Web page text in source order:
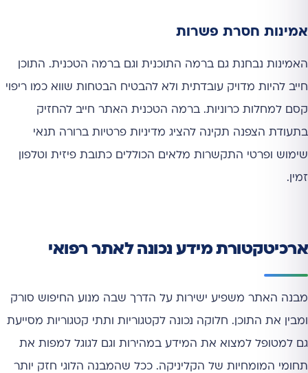
אמינות חסרת פשרות
האמינות נבחנת גם ברמה התוכנית וגם ברמה הטכנית. התוכן
חייב להיות מדויק עובדתית ולא להבטיח הבטחות שווא כמו ריפוי
קסם למחלות כרוניות. ברמה הטכנית האתר חייב להחזיק
בתעודת הצפנה תקינה להציג מדיניות פרטיות ברורה תנאי
שימוש ופרטי התקשרות מלאים הכוללים כתובת פיזית וטלפון
זמין.
ארכיטקטורת מידע נכונה לאתר רפואי
מבנה האתר משפיע ישירות על הדרך שבה מנוע החיפוש סורק
ומבין את התוכן. חלוקה נכונה לקטגוריות ותתי קטגוריות מסייעת
גם למטופל למצוא את המידע במהירות וגם לגוגל למפות את
תחומי המומחיות של הקליניקה. ככל שהמבנה הלוגי חזק יותר